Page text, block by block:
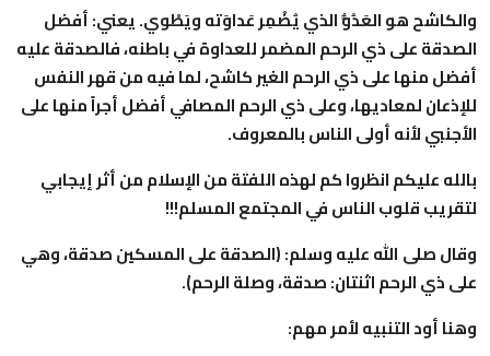
والكاشح هو العَدُوُّ الذي يُضْمِر عَداوَته ويَطْوي. يعني: أفضل
الصدقة على ذي الرحم المضمر للعداوة في باطنه، فالصدقة عليه
أفضل منها على ذي الرحم الغير كاشح، لما فيه من قهر النفس
للإذعان لمعاديها، وعلى ذي الرحم المصافي أفضل أجراً منها على
الأجنبي لأنه أولى الناس بالمعروف.
بالله عليكم انظروا كم لهذه اللفتة من الإسلام من أثر إيجابي
لتقريب قلوب الناس في المجتمع المسلم!!!
وقال صلى الله عليه وسلم: (الصدقة على المسكين صدقة، وهي
على ذي الرحم اثنتان: صدقة، وصلة الرحم).
وهنا أود التنبيه لأمر مهم: